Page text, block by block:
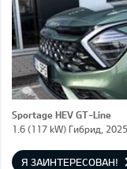
Sportage HEV GT-Line
1.6 (117 kW) Гибрид,
Я ЗАИНТЕРЕСОВАН!